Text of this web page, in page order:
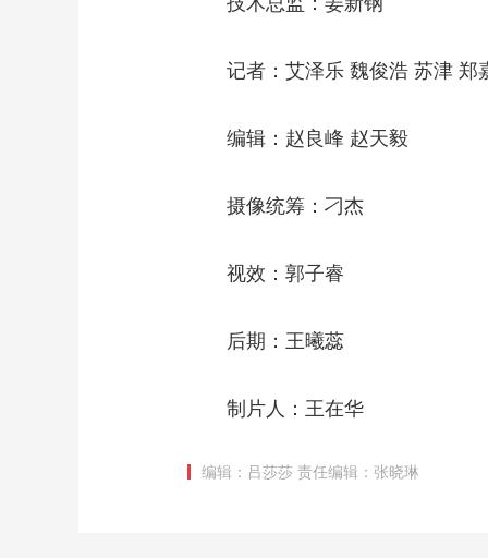
记者：艾泽乐 魏俊浩 苏津 郑
编辑：赵良峰 赵天毅
摄像统筹：刁杰
视效：郭子睿
后期：王曦蕊
制片人：王在华
编辑：吕莎莎 责任编辑：张晓琳